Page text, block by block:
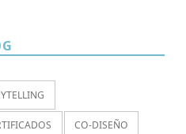
CO-DISEÑO